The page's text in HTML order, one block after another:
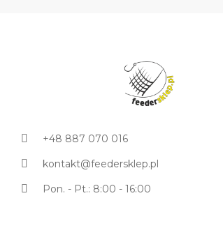
+48 887 070 016
kontakt@feedersklep.pl
Pon. - Pt.: 8:00 - 16:00